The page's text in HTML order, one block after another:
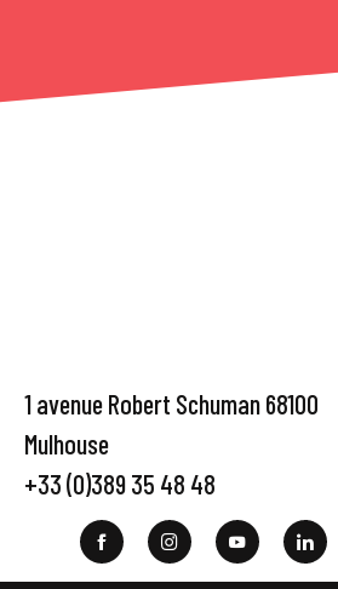
1 avenue Robert Schuman 68100
Mulhouse
+33 (0)389 35 48 48